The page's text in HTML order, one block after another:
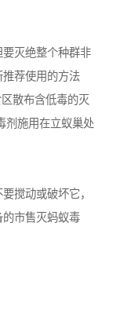
灭绝整个种群非
荐使用的方法
散布含低毒的灭
剂施用在立蚁巢处
搅动或破坏它，
市售灭蚂蚁毒